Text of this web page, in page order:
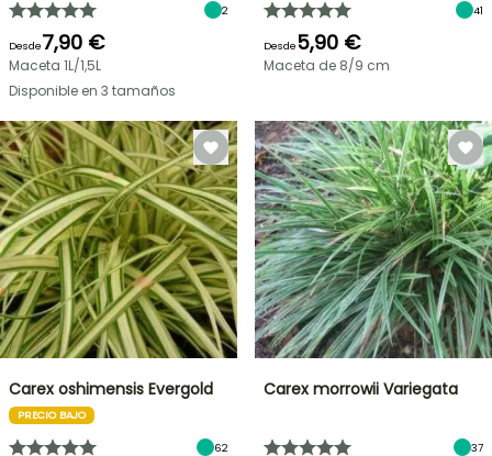
2
Desde7,90 €
Maceta 1L/1,5L
Disponible en 3 tamaños
41
Desde5,90 €
Maceta de 8/9 cm
Carex oshimensis Evergold
PRECIO BAJO
62
Carex morrowii Variegata
37